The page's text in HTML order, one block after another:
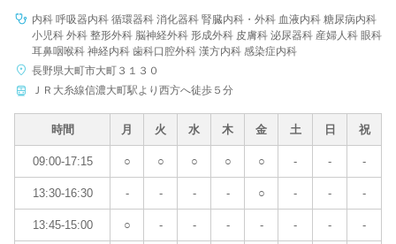
内科 呼吸器内科 循環器科 消化器科 腎臓内科・外科 血液内科 糖尿病内科
小児科 外科 整形外科 脳神経外科 形成外科 皮膚科 泌尿器科 産婦人科 眼科
耳鼻咽喉科 神経内科 歯科口腔外科 漢方内科 感染症内科
長野県大町市大町３１３０
ＪＲ大糸線信濃大町駅より西方へ徒歩５分
時間 月 火 水 木 金 土 日 祝
09:00-17:15 ○ ○ ○ ○ ○ - - -
13:30-16:30 - - - - ○ - - -
13:45-15:00 ○ - - - - - - -